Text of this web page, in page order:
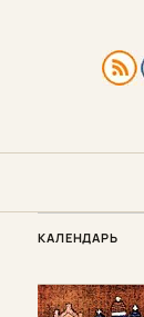
КАЛЕНДАРЬ